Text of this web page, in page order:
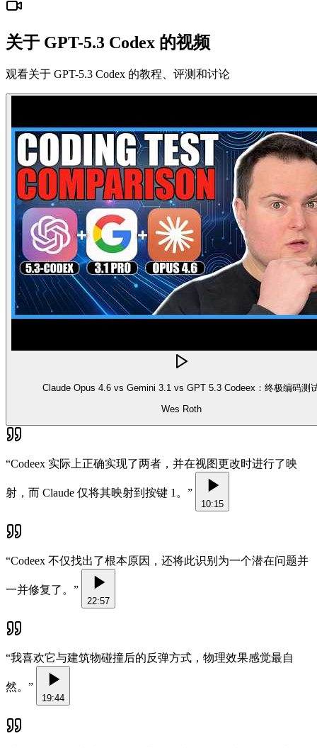
关于 GPT-5.3 Codex 的视频
观看关于 GPT-5.3 Codex 的教程、评测和讨论
Claude Opus 4.6 vs Gemini 3.1 vs GPT 5.3 Codeex：终极编码测
Wes Roth
“Codeex 实际上正确实现了两者，并在视图更改时进行了映
射，而 Claude 仅将其映射到按键 1。 ”
10:15
“Codeex 不仅找出了根本原因，还将此识别为一个潜在问题并
一并修复了。 ”
22:57
“我喜欢它与建筑物碰撞后的反弹方式，物理效果感觉最自
然。 ”
19:44